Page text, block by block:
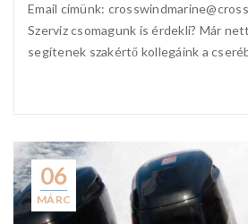
Email címünk:
Szerviz csomagunk is érdekli? Már
segítenek szakértő kollegáink a
06
MÁRC